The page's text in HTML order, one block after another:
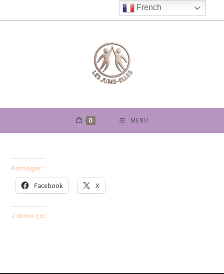
to
0 MENU
Partager :
Facebook X
J’aime ça :
French